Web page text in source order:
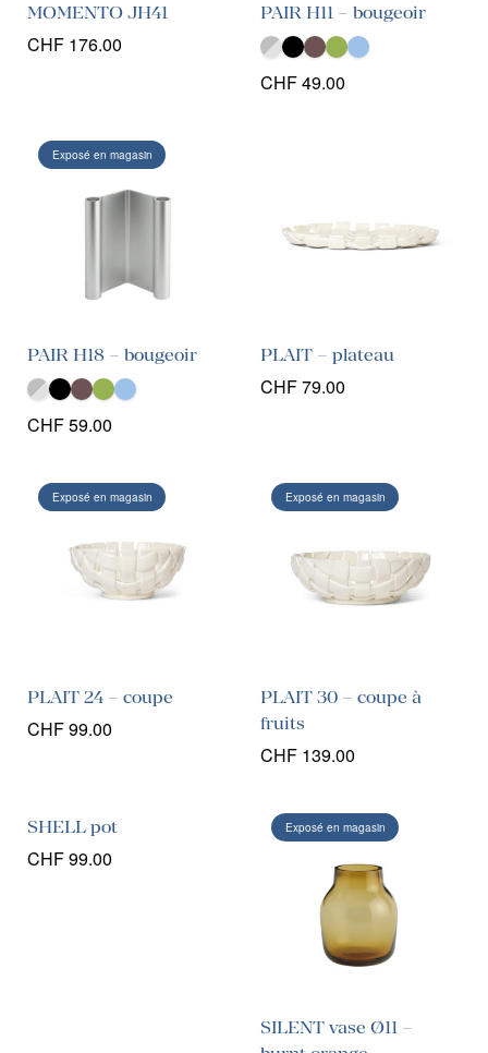
MOMENTO JH41
CHF 176.00
PAIR H11 – bougeoir
CHF49.00
PAIR H18 – bougeoir
CHF59.00
Exposé en magasin
PLAIT – plateau
CHF79.00
PLAIT 24 – coupe
CHF99.00
Exposé en magasin
PLAIT 30 – coupe à
fruits
CHF 139.00
Exposé en magasin
SHELL pot
CHF99.00
SILENT vase Ø11 –
Exposé en magasin